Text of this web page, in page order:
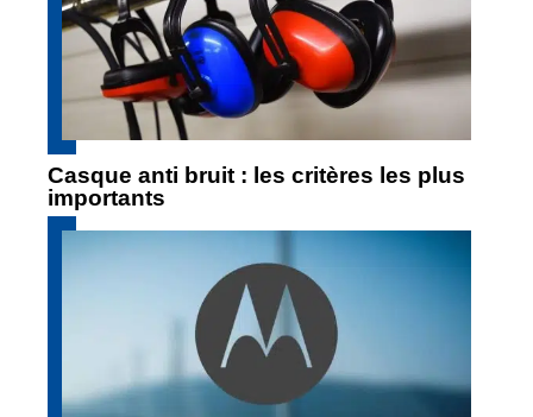
Casque anti bruit : les critères les plus
importants